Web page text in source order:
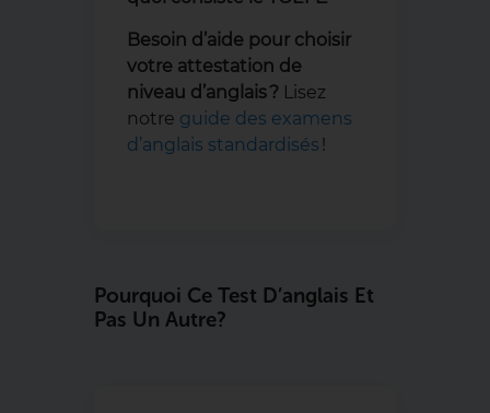
Besoin d’aide pour choisir
votre attestation de
niveau d’anglais ? Lisez
notre guide des examens
d’anglais standardisés !
Pourquoi Ce Test D’anglais Et
Pas Un Autre ?